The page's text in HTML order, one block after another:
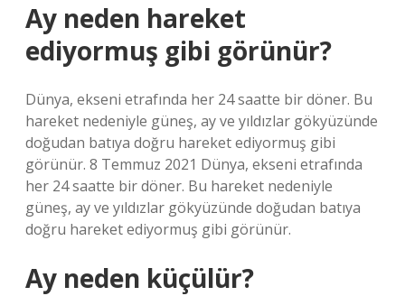
Ay neden hareket
ediyormuş gibi görünür?
Dünya, ekseni etrafında her 24 saatte bir döner. Bu
hareket nedeniyle güneş, ay ve yıldızlar gökyüzünde
doğudan batıya doğru hareket ediyormuş gibi
görünür. 8 Temmuz 2021 Dünya, ekseni etrafında
her 24 saatte bir döner. Bu hareket nedeniyle
güneş, ay ve yıldızlar gökyüzünde doğudan batıya
doğru hareket ediyormuş gibi görünür.
Ay neden küçülür?